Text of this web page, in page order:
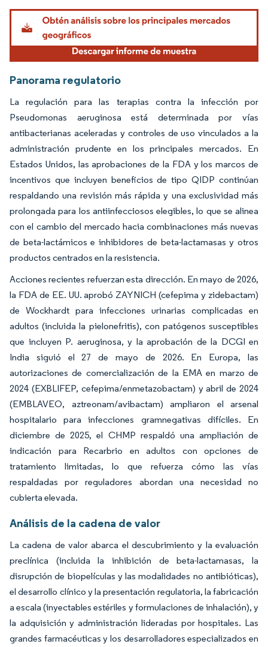
Imagen © Mordor Intelligence. El uso requiere atribución según CC BY 4.0.
Panorama regulatorio
La regulación para las terapias contra la infección por
Pseudomonas aeruginosa está determinada por vías
antibacterianas aceleradas y controles de uso vinculados a la
administración prudente en los principales mercados. En
Estados Unidos, las aprobaciones de la FDA y los marcos de
incentivos que incluyen beneficios de tipo QIDP continúan
respaldando una revisión más rápida y una exclusividad más
prolongada para los antiinfecciosos elegibles, lo que se alinea
con el cambio del mercado hacia combinaciones más nuevas
de beta-lactámicos e inhibidores de beta-lactamasas y otros
productos centrados en la resistencia.
Acciones recientes refuerzan esta dirección. En mayo de 2026,
la FDA de EE. UU. aprobó ZAYNICH (cefepima y zidebactam)
de Wockhardt para infecciones urinarias complicadas en
adultos (incluida la pielonefritis), con patógenos susceptibles
que incluyen P. aeruginosa, y la aprobación de la DCGI en
India siguió el 27 de mayo de 2026. En Europa, las
autorizaciones de comercialización de la EMA en marzo de
2024 (EXBLIFEP, cefepima/enmetazobactam) y abril de 2024
(EMBLAVEO, aztreonam/avibactam) ampliaron el arsenal
hospitalario para infecciones gramnegativas difíciles. En
diciembre de 2025, el CHMP respaldó una ampliación de
indicación para Recarbrio en adultos con opciones de
tratamiento limitadas, lo que refuerza cómo las vías
respaldadas por reguladores abordan una necesidad no
cubierta elevada.
Análisis de la cadena de valor
La cadena de valor abarca el descubrimiento y la evaluación
preclínica (incluida la inhibición de beta-lactamasas, la
disrupción de biopelículas y las modalidades no antibióticas),
el desarrollo clínico y la presentación regulatoria, la fabricación
a escala (inyectables estériles y formulaciones de inhalación), y
la adquisición y administración lideradas por hospitales. Las
grandes farmacéuticas y los desarrolladores especializados en